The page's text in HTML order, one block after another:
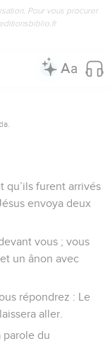
Pour vous procurer
qu’ils furent arrivés
envoya deux
vous ; vous
un ânon avec
répondrez : Le
aller.
parole du